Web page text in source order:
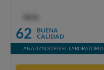
62
BUENA
CALIDAD
ANALIZADO EN EL LABORATORIO